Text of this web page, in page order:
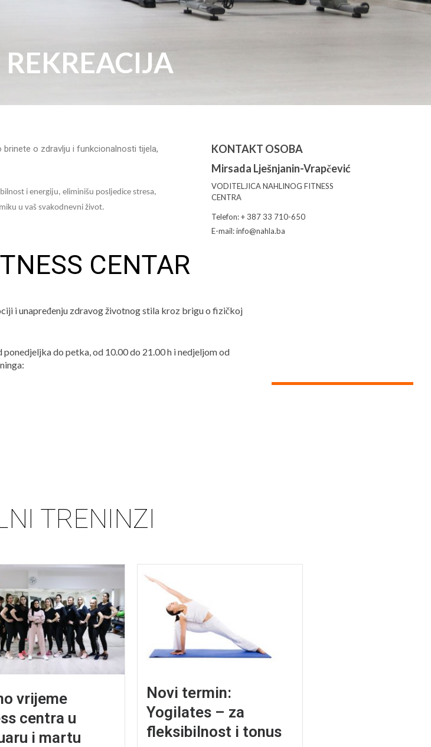
brinete o zdravlju i funkcionalnosti tijela,
i energiju, eliminišu posljedice stresa,
u vaš svakodnevni život.
KONTAKT OSOBA
Mirsada Lješnjanin-Vrapčević
VODITELJICA NAHLINOG FITNESS
CENTRA
Telefon: + 387 33 710-650
E-mail: info@nahla.ba
CENTAR
i unapređenju zdravog životnog stila kroz brigu o fizičkoj
do petka, od 10.00 do 21.00 h i nedjeljom od
TRENINZI
vrijeme
centra u
i martu
Novi termin:
Yogilates – za
fleksibilnost i tonus